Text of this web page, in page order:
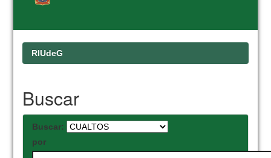
RIUdeG
Buscar
Buscar:
por